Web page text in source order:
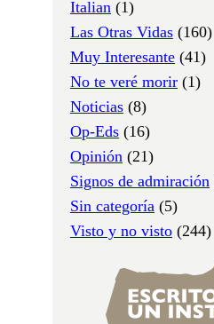
Italian (1)
Las Otras Vidas (160)
Muy Interesante (41)
No te veré morir (1)
Noticias (8)
Op-Eds (16)
Opinión (21)
Signos de admiración
Sin categoría (5)
Visto y no visto (244)